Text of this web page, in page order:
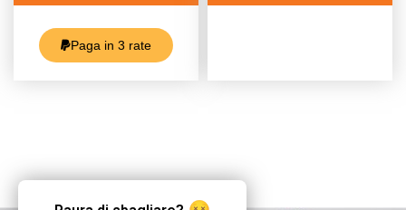
Paga in 3 rate